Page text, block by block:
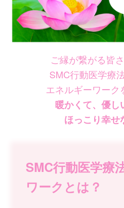
ご縁が繋がる皆
SMC行動医学療
エネルギーワーク
暖かくて、優し
ほっこり幸せ
SMC行動医学療
ワークとは？